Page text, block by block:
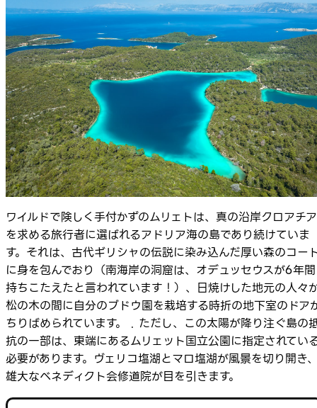
ワイルドで険しく手付かずのムリェトは、真の沿岸クロアチア
を求める旅行者に選ばれるアドリア海の島であり続けていま
す。それは、古代ギリシャの伝説に染み込んだ厚い森のコー
に身を包んでおり（南海岸の洞窟は、オデュッセウスが6年間
持ちこたえたと言われています！）、日焼けした地元の人々
松の木の間に自分のブドウ園を栽培する時折の地下室のドア
ちりばめられています。 . ただし、この太陽が降り注ぐ島の
抗の一部は、東端にあるムリェット国立公園に指定されてい
必要があります。ヴェリコ塩湖とマロ塩湖が風景を切り開き
雄大なベネディクト会修道院が目を引きます。